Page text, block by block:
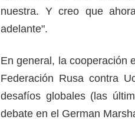
nuestra. Y creo que
adelante".
En general, la cooperación
Federación Rusa contra
desafíos globales (las
debate en el German